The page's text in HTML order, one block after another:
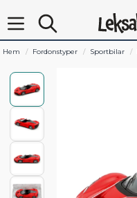
Hem Fordonstyper Sportbilar